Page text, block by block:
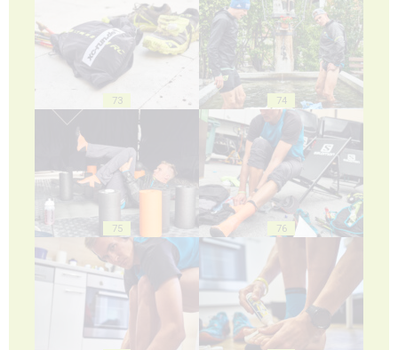
73 74
75 76